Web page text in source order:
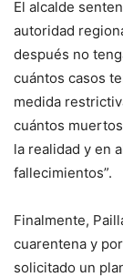
El alcalde
autoridad
después no
cuántos casos
medida
cuántos
la realidad y en
fallecimientos”.
Finalmente,
cuarentena y
solicitado un